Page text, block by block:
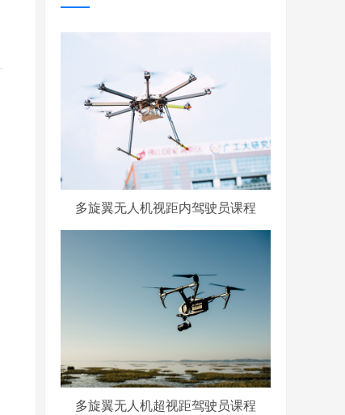
多旋翼无人机视距内驾驶员课程
多旋翼无人机超视距驾驶员课程